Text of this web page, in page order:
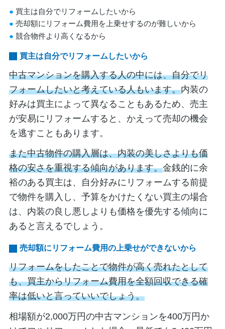
買主は自分でリフォームしたいから
売却額にリフォーム費用を上乗せするのが難しいから
競合物件より高くなるから
買主は自分でリフォームしたいから
中古マンションを購入する人の中には、自分でリ
フォームしたいと考えている人もいます。内装の
好みは買主によって異なることもあるため、売主
が安易にリフォームすると、かえって売却の機会
を逃すこともあります。
また中古物件の購入層は、内装の美しさよりも価
格の安さを重視する傾向があります。金銭的に余
裕のある買主は、自分好みにリフォームする前提
で物件を購入し、予算をかけたくない買主の場合
は、内装の良し悪しよりも価格を優先する傾向に
あると言えるでしょう。
売却額にリフォーム費用の上乗せができないから
リフォームをしたことで物件が高く売れたとして
も、買主からリフォーム費用を全額回収できる確
率は低いと言っていいでしょう。
相場額が2,000万円の中古マンションを400万円か